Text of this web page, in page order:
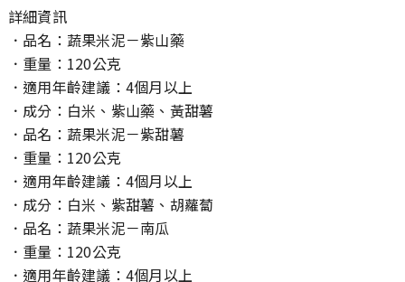
詳細資訊
．品名：蔬果米泥－紫山藥
．重量：120公克
．適用年齡建議：4個月以上
．成分：白米、紫山藥、黃甜薯
．品名：蔬果米泥－紫甜薯
．重量：120公克
．適用年齡建議：4個月以上
．成分：白米、紫甜薯、胡蘿蔔
．品名：蔬果米泥－南瓜
．重量：120公克
．適用年齡建議：4個月以上